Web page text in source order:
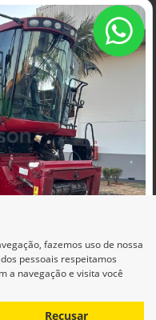
1P AUTOMATICO
fazemos uso de nossa
pessoais respeitamos
a navegação e visita você
Recusar